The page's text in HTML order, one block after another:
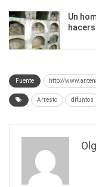
Un
Fuente http://
Arresto difuntos